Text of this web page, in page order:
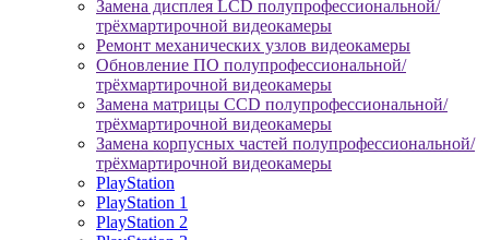
Замена дисплея LCD полупрофессиональной/
трёхмартирочной видеокамеры
Ремонт механических узлов видеокамеры
Обновление ПО полупрофессиональной/
трёхмартирочной видеокамеры
Замена матрицы CCD полупрофессиональной/
трёхмартирочной видеокамеры
Замена корпусных частей полупрофессиональной/
трёхмартирочной видеокамеры
PlayStation
PlayStation 1
PlayStation 2